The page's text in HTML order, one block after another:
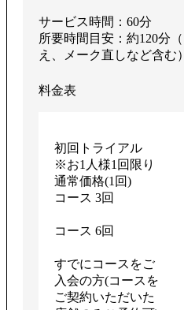
サービス時間：60分
所要時間目安：約120分
え、メーク直しなど含む）
料金表
初回トライアル
※お1人様1回限り
通常価格(1回)
コース 3回
コース 6回
すでにコースをご
入会の方(コースを
ご契約いただいた